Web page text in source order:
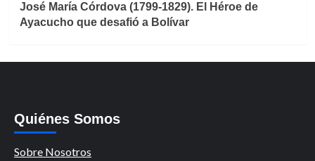
José María Córdova (1799-1829). El Héroe de
Ayacucho que desafió a Bolívar
Quiénes Somos
Sobre Nosotros